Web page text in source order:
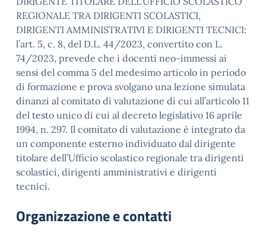
REGIONALE TRA DIRIGENTI SCOLASTICI,
DIRIGENTI AMMINISTRATIVI E DIRIGENTI TECNICI:
l’art. 5, c. 8, del D.L. 44/2023, convertito con L.
74/2023, prevede che i docenti neo-immessi ai
sensi del comma 5 del medesimo articolo in periodo
di formazione e prova svolgano una lezione simulata
dinanzi al comitato di valutazione di cui all’articolo 11
del testo unico di cui al decreto legislativo 16 aprile
1994, n. 297. Il comitato di valutazione è integrato da
un componente esterno individuato dal dirigente
titolare dell’Ufficio scolastico regionale tra dirigenti
scolastici, dirigenti amministrativi e dirigenti
tecnici.
Organizzazione e contatti